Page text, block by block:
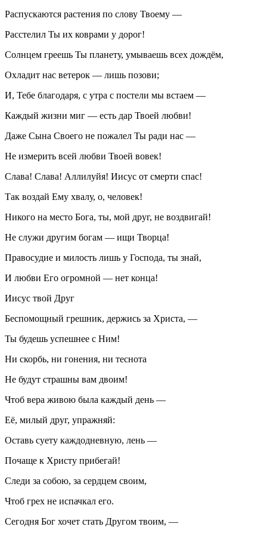
Распускаются растения по слову Твоему —
Расстелил Ты их коврами у дорог!
Солнцем греешь Ты планету, умываешь всех дождём,
Охладит нас ветерок — лишь позови;
И, Тебе благодаря, с утра с постели мы встаем —
Каждый жизни миг — есть дар Твоей любви!
Даже Сына Своего не пожалел Ты ради нас —
Не измерить всей любви Твоей вовек!
Слава! Слава! Аллилуйя! Иисус от смерти спас!
Так воздай Ему хвалу, о, человек!
Никого на место Бога, ты, мой друг, не воздвигай!
Не служи другим богам — ищи Творца!
Правосудие и милость лишь у Господа, ты знай,
И любви Его огромной — нет конца!
Иисус твой Друг
Беспомощный грешник, держись за Христа, —
Ты будешь успешнее с Ним!
Ни скорбь, ни гонения, ни теснота
Не будут страшны вам двоим!
Чтоб вера живою была каждый день —
Её, милый друг, упражняй:
Оставь суету каждодневную, лень —
Почаще к Христу прибегай!
Следи за собою, за сердцем своим,
Чтоб грех не испачкал его.
Сегодня Бог хочет стать Другом твоим, —